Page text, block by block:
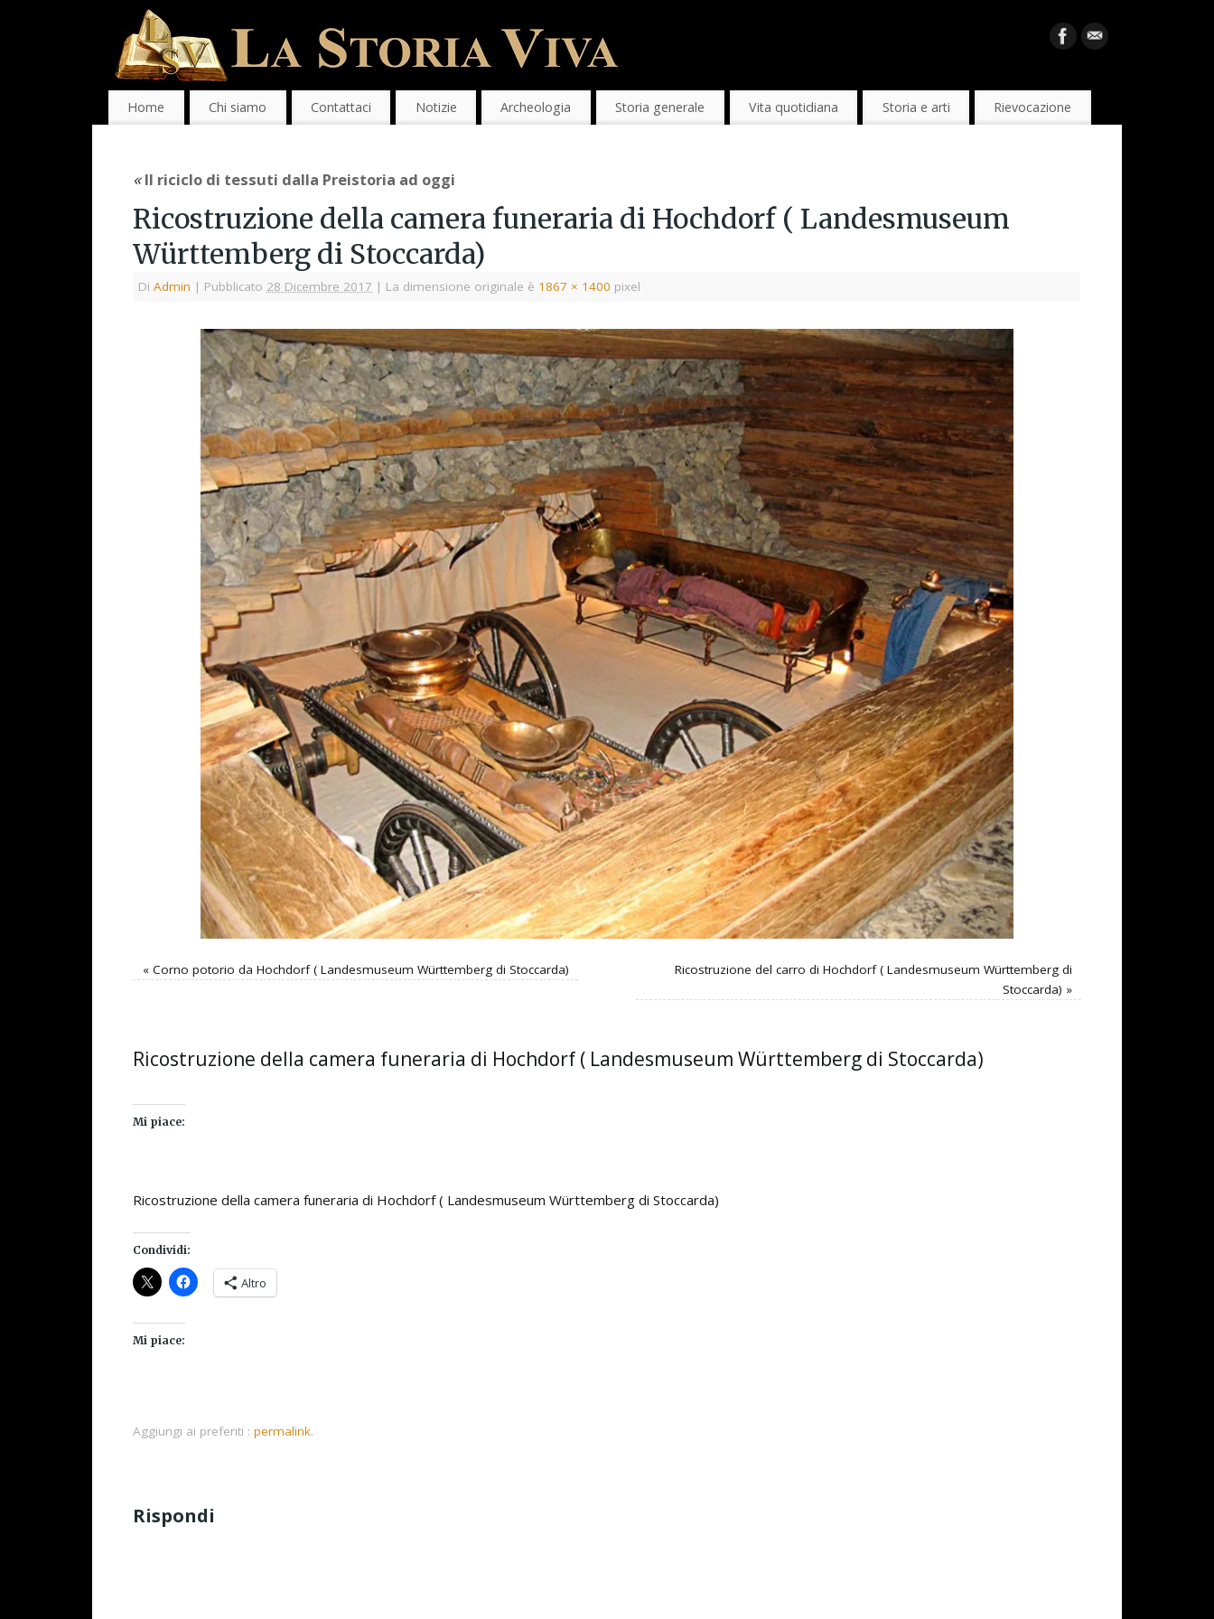
Home Chi siamo Contattaci Notizie Archeologia Storia generale Vita quotidiana Storia e arti Rievocazione
«Il riciclo di tessuti dalla Preistoria ad oggi
Ricostruzione della camera funeraria di Hochdorf ( Landesmuseum
Württemberg di Stoccarda)
Di Admin | Pubblicato 28 Dicembre 2017 | La dimensione originale è 1867 × 1400 pixel
« Corno potorio da Hochdorf ( Landesmuseum Württemberg di Stoccarda)
Ricostruzione del carro di Hochdorf ( Landesmuseum Württemberg di
Stoccarda) »
Ricostruzione della camera funeraria di Hochdorf ( Landesmuseum Württemberg di Stoccarda)
Mi piace:
Ricostruzione della camera funeraria di Hochdorf ( Landesmuseum Württemberg di Stoccarda)
Condividi:
Altro
Mi piace:
Aggiungi ai preferiti : permalink.
Rispondi